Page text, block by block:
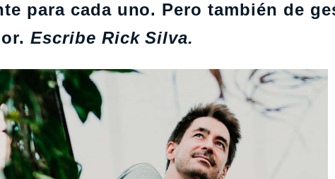
para cada uno. Pero también de
Escribe Rick Silva.